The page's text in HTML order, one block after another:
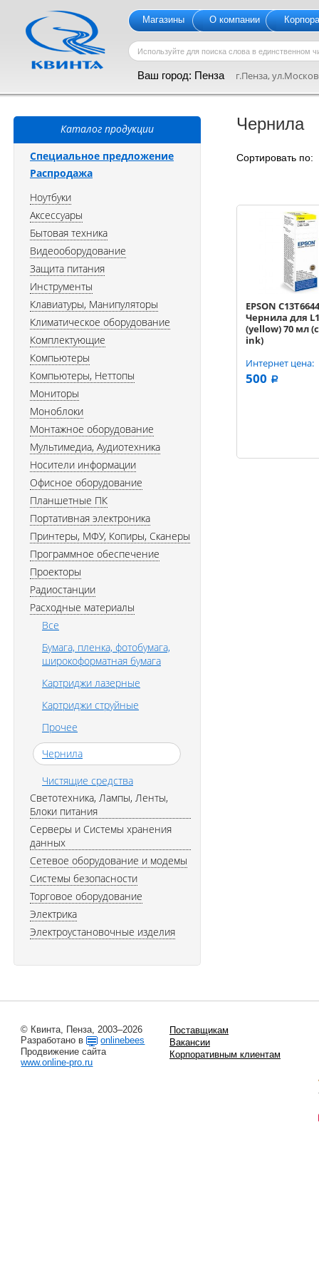
Магазины О компании
Ваш город: Пенза г.Пенза,
Чернила
Сортировать
EPSON
Чернила для
(yellow) 70 мл
ink)
Интернет цена:
500 a
Каталог продукции
Специальное предложение
Распродажа
Ноутбуки
Аксессуары
Бытовая техника
Видеооборудование
Защита питания
Инструменты
Клавиатуры, Манипуляторы
Климатическое оборудование
Комплектующие
Компьютеры
Компьютеры, Неттопы
Мониторы
Моноблоки
Монтажное оборудование
Мультимедиа, Аудиотехника
Носители информации
Офисное оборудование
Планшетные ПК
Портативная электроника
Принтеры, МФУ, Копиры, Сканеры
Программное обеспечение
Проекторы
Радиостанции
Расходные материалы
Все
Бумага, пленка, фотобумага,
широкоформатная бумага
Картриджи лазерные
Картриджи струйные
Прочее
Чернила
Чистящие средства
Светотехника, Лампы, Ленты,
Блоки питания
Серверы и Системы хранения
данных
Сетевое оборудование и модемы
Системы безопасности
Торговое оборудование
Электрика
Электроустановочные изделия
© Квинта, Пенза, 2003–2026
Разработано в
onlinebees
Продвижение сайта
www.online-pro.ru
Поставщикам
Вакансии
Корпоративным клиентам